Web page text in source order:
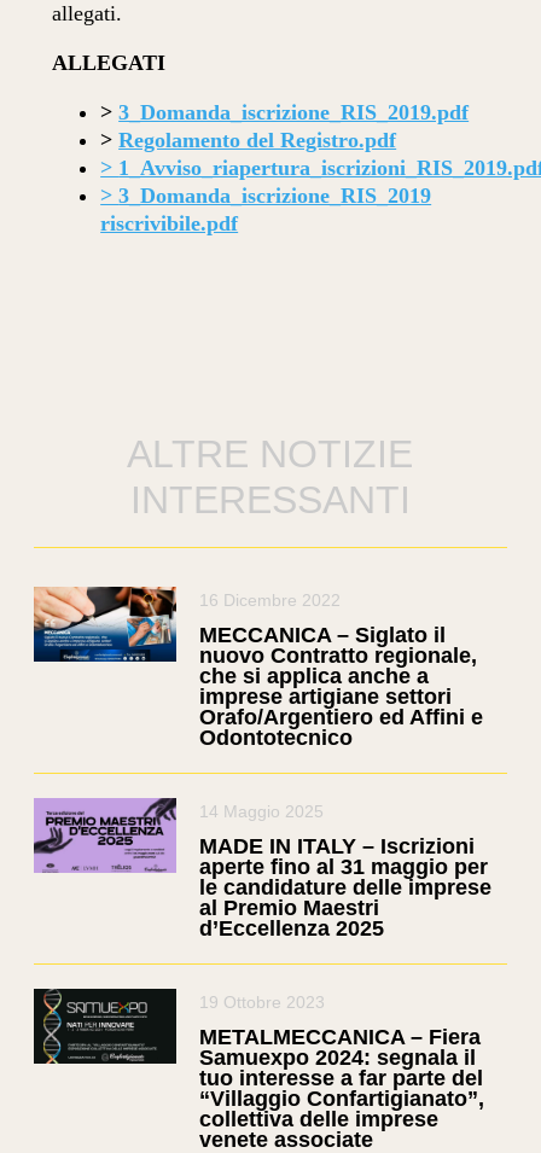
allegati.
ALLEGATI
>3_Domanda_iscrizione_RIS_2019.pdf
>Regolamento del Registro.pdf
>
>3_Domanda_iscrizione_RIS_2019
riscrivibile.pdf
ALTRE NOTIZIE
INTERESSANTI
16 Dicembre 2022
MECCANICA – Siglato il
nuovo Contratto regionale,
che si applica anche a
imprese artigiane settori
Orafo/Argentiero ed Affini e
Odontotecnico
14 Maggio 2025
MADE IN ITALY – Iscrizioni
aperte fino al 31 maggio per
le candidature delle imprese
al Premio Maestri
d’Eccellenza 2025
19 Ottobre 2023
METALMECCANICA – Fiera
Samuexpo 2024: segnala il
tuo interesse a far parte del
“Villaggio Confartigianato”,
collettiva delle imprese
venete associate